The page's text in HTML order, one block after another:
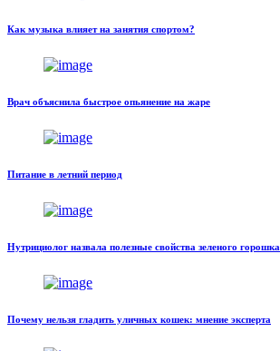
Как музыка влияет на занятия спортом?
Врач объяснила быстрое опьянение на жаре
Питание в летний период
Нутрициолог назвала полезные свойства зеленого горошка
Почему нельзя гладить уличных кошек: мнение эксперта